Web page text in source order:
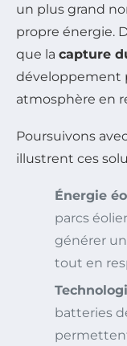
un plus grand
propre énergie.
que la capture
développement
atmosphère en
Poursuivons
illustrent ces
Énergie
parcs
générer
tout en
batteries